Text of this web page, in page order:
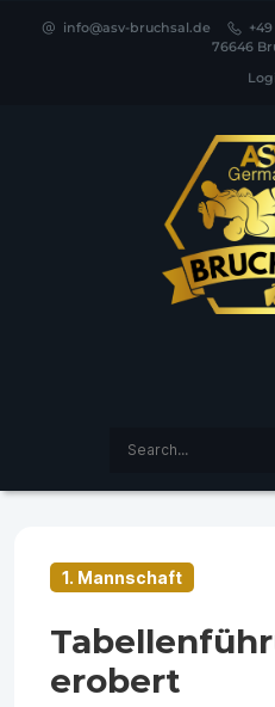
info@asv-bruchsal.de +49
76646
1. Mannschaft
erobert